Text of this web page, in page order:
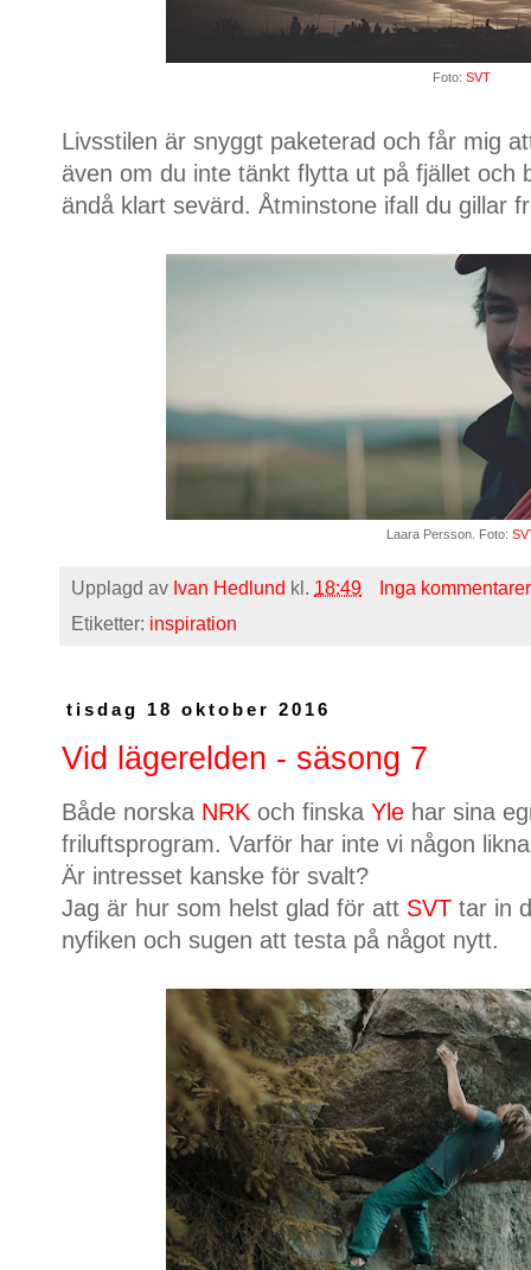
Foto:SVT
Livsstilen är snyggt paketerad och får mig
även om du inte tänkt flytta ut på fjället och
ändå klart sevärd. Åtminstone ifall du gillar
Laara Persson. Foto:
Upplagd av Ivan Hedlund kl. 18:49
Inga
Etiketter: inspiration
tisdag 18 oktober 2016
Vid lägerelden - säsong 7
Både norska NRK och finska Yle har sina
friluftsprogram. Varför har inte vi någon
Är intresset kanske för svalt?
Jag är hur som helst glad för att SVT tar in
nyfiken och sugen att testa på något nytt.